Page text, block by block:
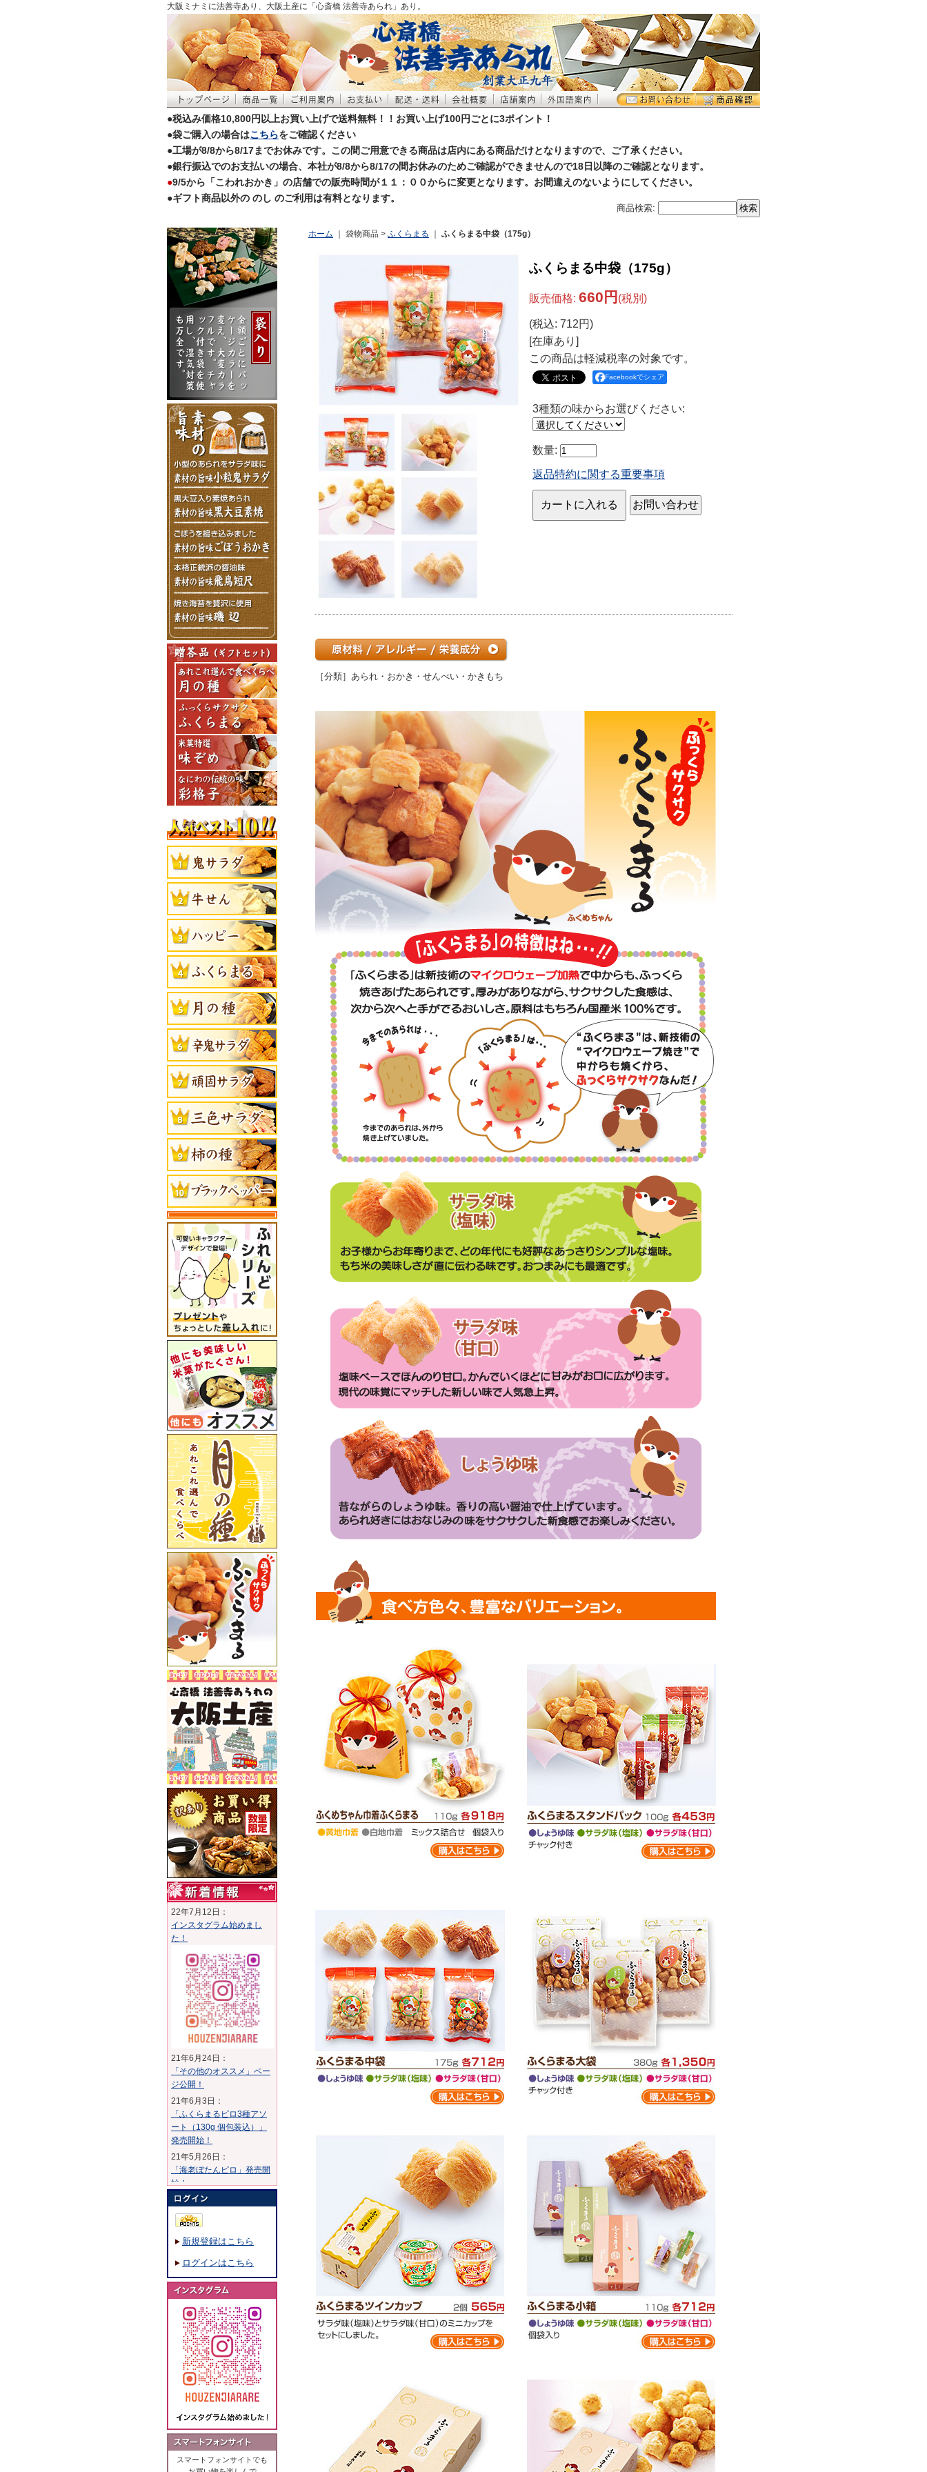
大阪ミナミに法善寺あり、大阪土産に「心斎橋 法善寺あられ」あり。
●税込み価格10,800円以上お買い上げで送料無料！！お買い上げ100円ごとに3ポイント！
●袋ご購入の場合はこちらをご確認ください
●工場が8/8から8/17までお休みです。この間ご用意できる商品は店内にある商品だけとなりますので、ご了承ください。
●銀行振込でのお支払いの場合、本社が8/8から8/17の間お休みのためご確認ができませんので18日以降のご確認となります。
●9/5から「こわれおかき」の店舗での販売時間が１１：００からに変更となります。お間違えのないようにしてください。
●ギフト商品以外の のし のご利用は有料となります。
商品検索:
22年7月12日：
インスタグラム始めまし
た！
21年6月24日：
「その他のオススメ」ペー
ジ公開！
21年6月3日：
「ふくらまるピロ3種アソ
ート（130g 個包装込）」
発売開始！
21年5月26日：
「海老ぼたんピロ」発売開
始！
20年10月30日：
20年8月11日：
「穂錦」発売開始！
19年7月15日：
まる」発売開始！
19年1月28日：
「海鮮のあられ」発売開
始！
18年8月7日：
「撰米あられ」発売開始！
18年5月18日：
「ひび割れ醤油味」発売開
始！
18年3月5日：
「大阪風景あられ」発売開
始！
17年11月16日：
「こげめしつぶ煎」発売開
新規登録はこちら
ログインはこちら
スマートフォンサイトでも
ホーム ｜ 袋物商品 > ふくらまる ふくらまる中袋（175g）
ふくらまる中袋（175g）
販売価格: 660円 (税別)
(税込: 712円)
[在庫あり]
この商品は軽減税率の対象です。
Facebookでシェア
3種類の味からお選びください:
数量:
返品特約に関する重要事項
［分類］あられ・おかき・せんべい・かきもち